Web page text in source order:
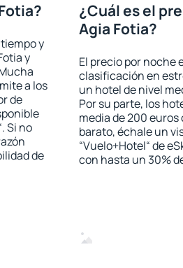
y
y
a los
de
Si no
de
¿Cuál es el
Agia Fotia?
El precio por noche
clasificación en
un hotel de nivel
Por su parte, los
media de 200
barato, échale un
“Vuelo+Hotel“ de
con hasta un 30%